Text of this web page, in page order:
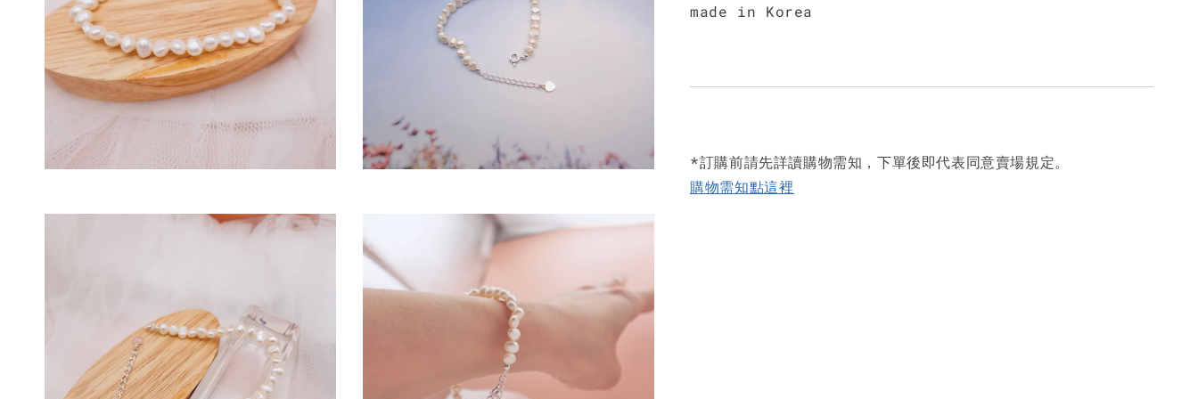
made in Korea
*訂購前請先詳讀購物需知，下單後即代表同意賣場規定。
購物需知點這裡